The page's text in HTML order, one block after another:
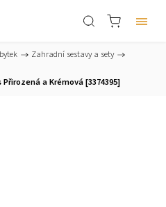
/ Zahradní sestavy a sety /
a Krémová [3374395]